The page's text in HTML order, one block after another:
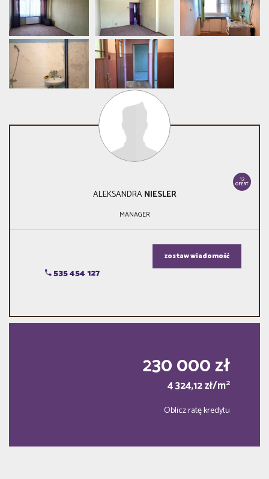
12
OFERT
ALEKSANDRANIESLER
MANAGER
535 454 127
zostaw wiadomość
230 000 zł
4 324,12 zł/m2
Oblicz ratę kredytu